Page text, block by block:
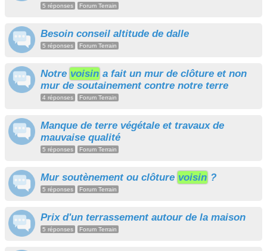
5 réponses Forum Terrain
Besoin conseil altitude de dalle
5 réponses Forum Terrain
Notre voisin a fait un mur de clôture et non
mur de soutainement contre notre terre
4 réponses Forum Terrain
Manque de terre végétale et travaux de
mauvaise qualité
5 réponses Forum Terrain
Mur soutènement ou clôture voisin ?
5 réponses Forum Terrain
Prix d'un terrassement autour de la maison
5 réponses Forum Terrain